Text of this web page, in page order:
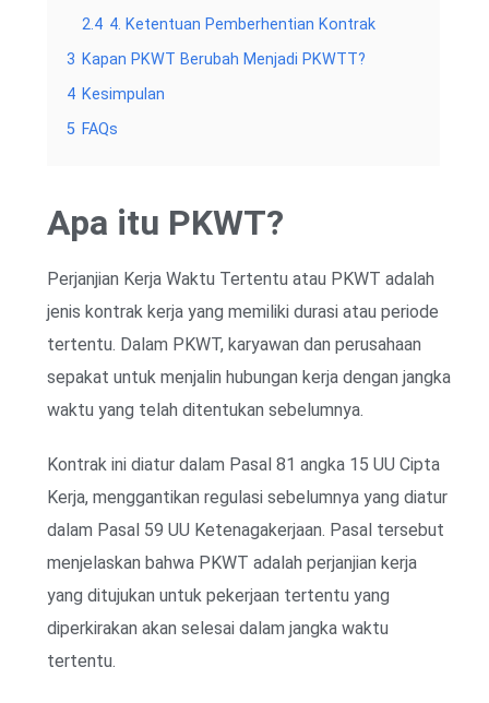
2.4 4. Ketentuan Pemberhentian Kontrak
3 Kapan PKWT Berubah Menjadi PKWTT?
4 Kesimpulan
5 FAQs
Apa itu PKWT?
Perjanjian Kerja Waktu Tertentu atau PKWT adalah
jenis kontrak kerja yang memiliki durasi atau periode
tertentu. Dalam PKWT, karyawan dan perusahaan
sepakat untuk menjalin hubungan kerja dengan jangka
waktu yang telah ditentukan sebelumnya.
Kontrak ini diatur dalam Pasal 81 angka 15 UU Cipta
Kerja, menggantikan regulasi sebelumnya yang diatur
dalam Pasal 59 UU Ketenagakerjaan. Pasal tersebut
menjelaskan bahwa PKWT adalah perjanjian kerja
yang ditujukan untuk pekerjaan tertentu yang
diperkirakan akan selesai dalam jangka waktu
tertentu.